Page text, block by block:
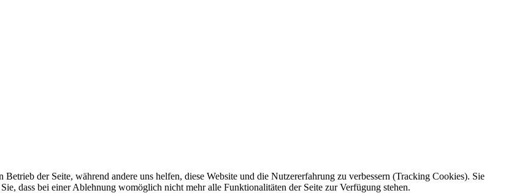
der Seite, während andere uns helfen, diese Website und die Nutzererfahrung zu verbessern (Tracking Cookies). Sie
dass bei einer Ablehnung womöglich nicht mehr alle Funktionalitäten der Seite zur Verfügung stehen.